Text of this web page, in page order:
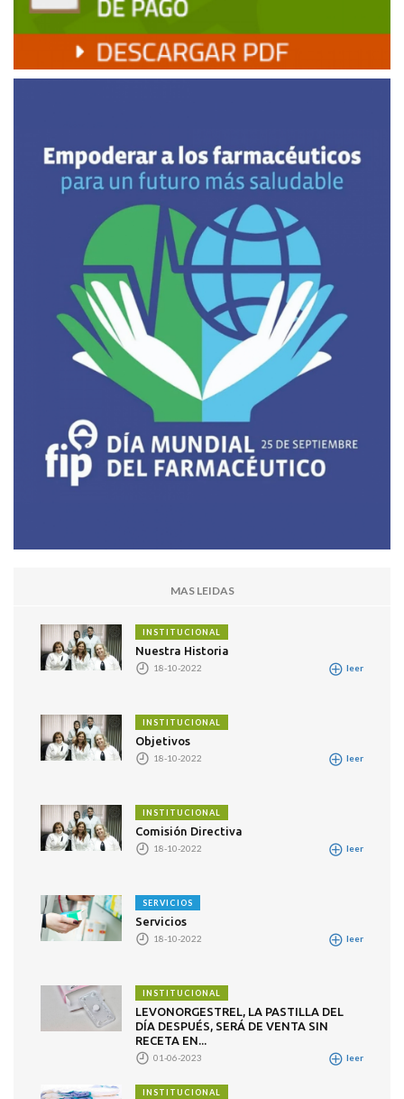
MAS LEIDAS
INSTITUCIONAL
Nuestra Historia
18-10-2022 leer
INSTITUCIONAL
Objetivos
18-10-2022 leer
INSTITUCIONAL
Comisión Directiva
18-10-2022 leer
SERVICIOS
Servicios
18-10-2022 leer
INSTITUCIONAL
LEVONORGESTREL, LA PASTILLA DEL
DÍA DESPUÉS, SERÁ DE VENTA SIN
RECETA EN...
01-06-2023 leer
INSTITUCIONAL